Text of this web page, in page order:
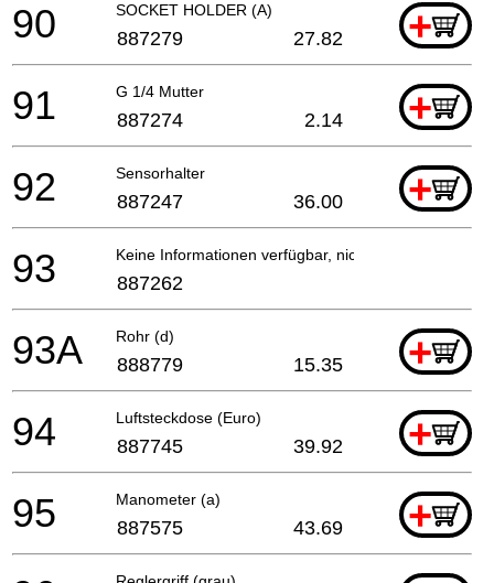
SOCKET HOLDER (A) +
90 887279 27.82
G 1/4 Mutter +
91 887274 2.14
Sensorhalter +
92 887247 36.00
Keine Informationen verfügbar, nicht bestellbar
93 887262
Rohr (d) +
93A 888779 15.35
Luftsteckdose (Euro) +
94 887745 39.92
Manometer (a) +
95 887575 43.69